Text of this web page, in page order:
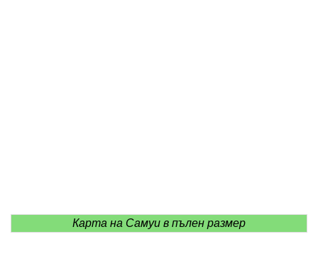
Карта на Самуи в пълен размер